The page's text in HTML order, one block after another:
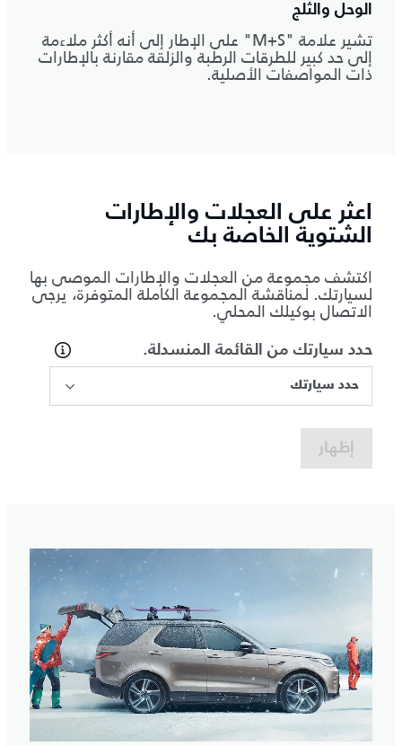
الوحل والثلج
تشير علامة "M+S" على الإطار إلى أنه أكثر ملاءمة
إلى حد كبير للطرقات الرطبة والزلقة مقارنة بالإطارات
ذات المواصفات الأصلية.
اعثر على العجلات والإطارات
الشتوية الخاصة بك
اكتشف مجموعة من العجلات والإطارات الموصى بها
لسيارتك. لمناقشة المجموعة الكاملة المتوفرة، يرجى
الاتصال بوكيلك المحلي.
حدد سيارتك من القائمة المنسدلة.
حدد سيارتك
إظهار